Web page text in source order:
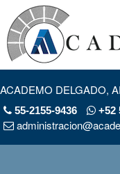
ACADEMO DELGADO,
55-2155-9436 +52